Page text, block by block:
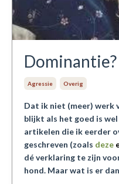
Agressie Overig
Dat ik niet (meer) werk
blijkt als het goed is
artikelen die ik eerder
geschreven (zoals deze
dé verklaring te zijn
hond. Maar wat is er